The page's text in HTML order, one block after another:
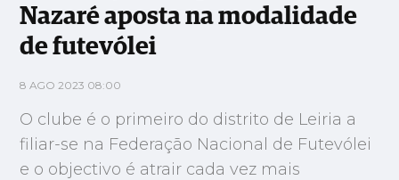
Nazaré aposta na modalidade
de futevólei
8 AGO 2023 08:00
O clube é o primeiro do distrito de Leiria a
filiar-se na Federação Nacional de Futevólei
e o objectivo é atrair cada vez mais